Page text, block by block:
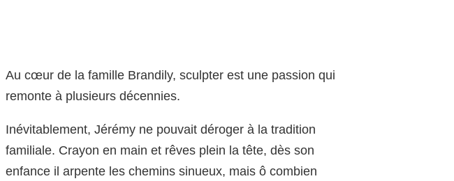
Au cœur de la famille Brandily, sculpter est une passion qui
remonte à plusieurs décennies.
Inévitablement, Jérémy ne pouvait déroger à la tradition
familiale. Crayon en main et rêves plein la tête, dès son
enfance il arpente les chemins sinueux, mais ô combien